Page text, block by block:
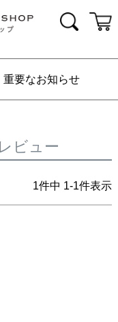
重要なお知らせ
ビュー
1件中 1-1件表示